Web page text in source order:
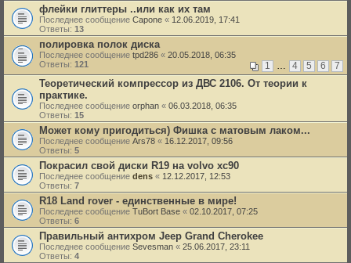
флейки глиттеры ..или как их там
Последнее сообщение Capone « 12.06.2019, 17:41
Ответы: 13
полировка полок диска
Последнее сообщение tpd286 « 20.05.2018, 06:35
Ответы: 121 1 … 4 5 6 7
Теоретический компрессор из ДВС 2106. От теории к
практике.
Последнее сообщение orphan « 06.03.2018, 06:35
Ответы: 15
Может кому пригодиться) Фишка с матовым лаком...
Последнее сообщение Ars78 « 16.12.2017, 09:56
Ответы: 5
Покрасил свой диски R19 на volvo xc90
Последнее сообщение dens « 12.12.2017, 12:53
Ответы: 7
R18 Land rover - единственные в мире!
Последнее сообщение TuBort Base « 02.10.2017, 07:25
Ответы: 6
Правильный антихром Jeep Grand Cherokee
Последнее сообщение Sevesman « 25.06.2017, 23:11
Ответы: 4